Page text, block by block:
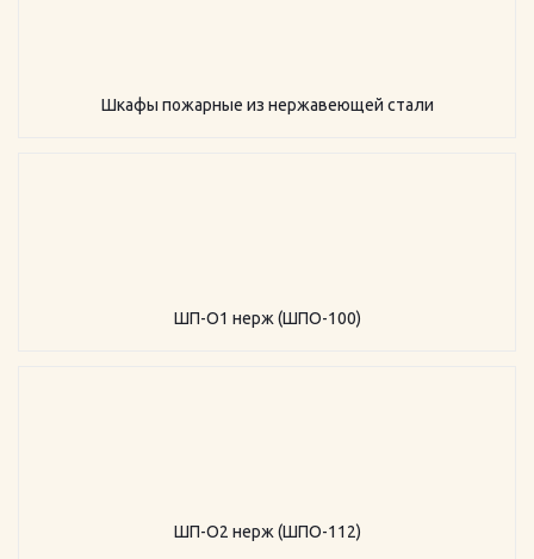
Шкафы пожарные из нержавеющей стали
ШП-О1 нерж (ШПО-100)
ШП-О2 нерж (ШПО-112)